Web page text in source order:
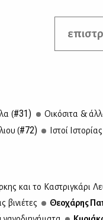
(#31) Οι­κό­σι­τα &
(#72) Ιστοί
και το Κα­στρι­γκά­ρι
βι­νιέ­τες Θε­ο­χά­ρης